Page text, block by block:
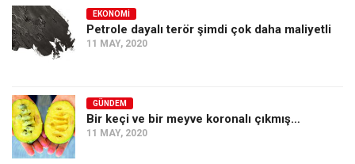
Türkiye
Siyaset
Dünya
Asya
EKONOMI
Petrole dayalı terör şimdi çok daha maliyetli
11 MAY, 2020
GÜNDEM
Bir keçi ve bir meyve koronalı çıkmış…
11 MAY, 2020